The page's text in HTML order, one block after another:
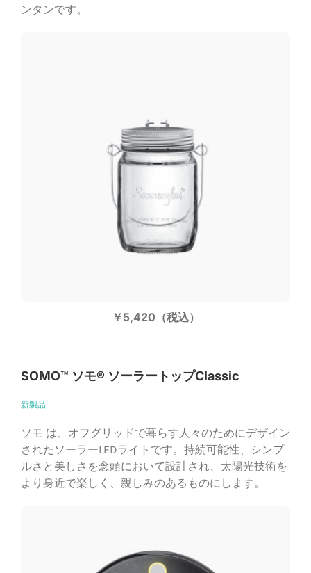
ンタンです。
￥5,420（税込）
SOMO™️ ソモ®︎ ソーラートップClassic
新製品
ソモ︎ は、オフグリッドで暮らす人々のためにデザイン
されたソーラーLEDライトです。持続可能性、シンプ
ルさと美しさを念頭において設計され、太陽光技術を
より身近で楽しく、親しみのあるものにします。